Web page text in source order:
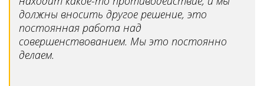
должны вносить другое решение, это
постоянная работа над
совершенствованием. Мы это постоянно
делаем.